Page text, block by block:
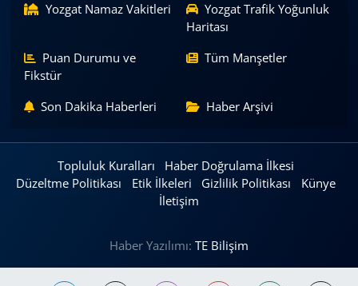
Yozgat Namaz Vakitleri
Yozgat Trafik Yoğunluk
Haritası
Puan Durumu ve
Fikstür
Tüm Manşetler
Son Dakika Haberleri Haber Arşivi
Topluluk Kuralları
Haber Doğrulama İlkesi
Düzeltme Politikası
Etik İlkeleri Gizlilik Politikası
Künye
İletişim
Haber Yazılımı: TE Bilişim